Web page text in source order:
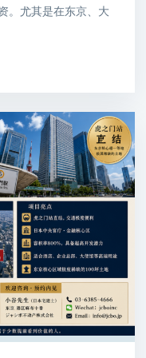
。尤其是在东京、大